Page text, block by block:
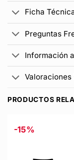
Ficha
Preguntas
Información
Valoraciones
PRODUCTOS
-15%